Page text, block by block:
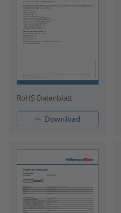
RoHS Datenblatt
Download